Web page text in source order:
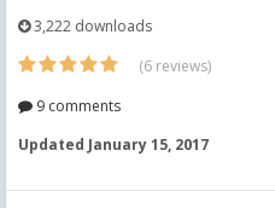
3,222 downloads
(6 reviews)
9 comments
Updated January 15, 2017